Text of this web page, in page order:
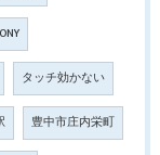
タッチ効かない
豊中市庄内栄町